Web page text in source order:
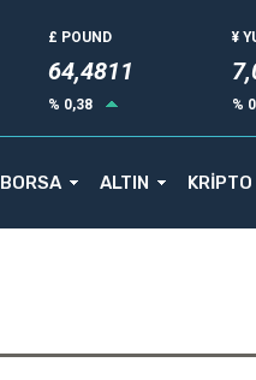
£ POUND
64,4811
% 0,38
¥
%
BORSA ALTIN